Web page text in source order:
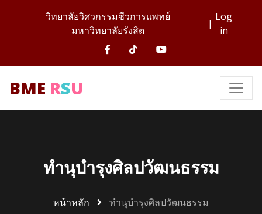
วิทยาลัยวิศวกรรมชีวการแพทย์
มหาวิทยาลัยรังสิต
|
Log
in
BME RSU
ทำนุบำรุงศิลปวัฒนธรรม
หน้าหลัก ทำนุบำรุงศิลปวัฒนธรรม